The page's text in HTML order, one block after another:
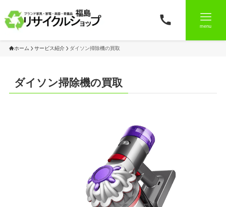
menu
ホーム サービス紹介 ダイソン掃除機の買取
ダイソン掃除機の買取